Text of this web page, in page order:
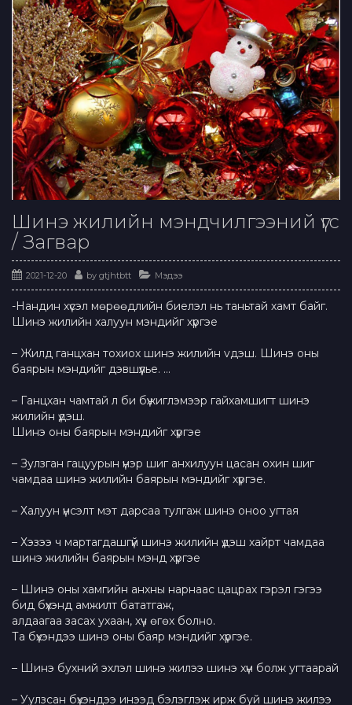
Шинэ жилийн мэндчилгээний үгс
/ Загвар
2021-12-20 by gtjhtbtt Мэдээ
-Нандин хүсэл мөрөөдлийн биелэл нь таньтай хамт байг.
Шинэ жилийн халуун мэндийг хүргэе
– Жилд ганцхан тохиох шинэ жилийн vдэш. Шинэ оны
баярын мэндийг дэвшүүлье. …
– Ганцхан чамтай л би бүжиглэмээр гайхамшигт шинэ
жилийн үдэш.
Шинэ оны баярын мэндийг хүргэе
– Зулзган гацуурын үнэр шиг анхилуун цасан охин шиг
чамдаа шинэ жилийн баярын мэндийг хүргэе.
– Халуун үнсэлт мэт дарсаа тулгаж шинэ оноо угтая
– Хэзээ ч мартагдашгүй шинэ жилийн үдэш хайрт чамдаа
шинэ жилийн баярын мэнд хүргэе
– Шинэ оны хамгийн анхны нарнаас цацрах гэрэл гэгээ
бид бүхэнд амжилт бататгаж,
алдаагаа засах ухаан, хүч өгөх болно.
Та бүхэндээ шинэ оны баяр мэндийг хүргэе.
– Шинэ бухний эхлэл шинэ жилээ шинэ хүн болж угтаарай
– Уулзсан бүхэндээ инээд бэлэглэж ирж буй шинэ жилээ